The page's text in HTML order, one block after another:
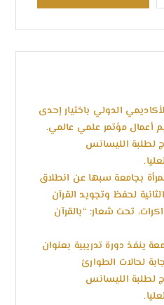
الدولي باختيار إحدى
أعمال مؤتمر علمي عالمي.
لطلبة الليسانس
بجامعة سبها عن انطلاق
لحفظ وتجويد القرآن
نساء ذاكرات، تحت شعار: “بالقرآن
ينفذ دورة تدريبية بعنوان
لحالات الطوارئ
لطلبة الليسانس